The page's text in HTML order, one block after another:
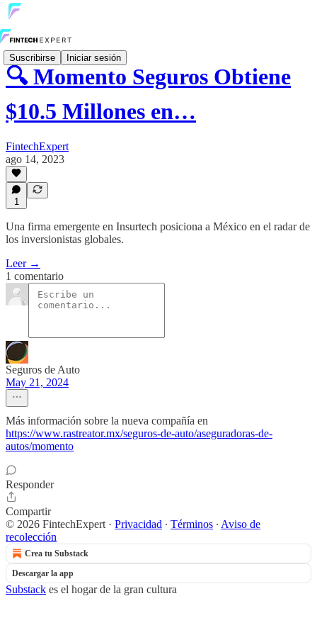
Suscribirse Iniciar sesión
🔍 Momento Seguros Obtiene
$10.5 Millones en…
FintechExpert
ago 14, 2023
1
Una firma emergente en Insurtech posiciona a México en el radar de
los inversionistas globales.
Leer →
1 comentario
Seguros de Auto
May 21, 2024
Más información sobre la nueva compañía en
https://www.rastreator.mx/seguros-de-auto/aseguradoras-de-
autos/momento
Responder
Compartir
© 2026 FintechExpert · Privacidad ∙ Términos ∙ Aviso de
recolección
Crea tu Substack
Descargar la app
Substack es el hogar de la gran cultura